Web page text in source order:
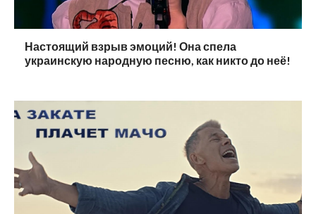
Настоящий взрыв эмоций! Она спела
украинскую народную песню, как никто до неё!